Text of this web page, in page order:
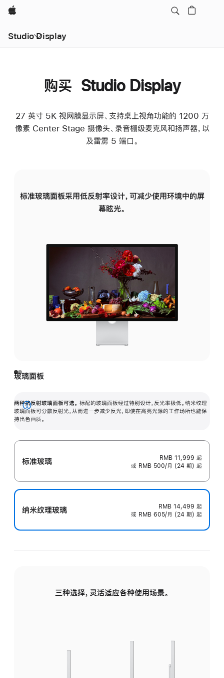
Apple
Studio Display
购买 Studio Display
27 英寸 5K 视网膜显示屏、支持桌上视角功能的 1200 万
像素 Center Stage 摄像头、录音棚级麦克风和扬声器，以
及雷雳 5 端口。
标准玻璃面板采用低反射率设计，可减少使用环境中的屏
幕眩光。
玻璃面板
两种抗反射玻璃面板可选。 标配的玻璃面板经过特别设计，反光率极低。纳米纹理
玻璃面板可分散反射光，从而进一步减少反光，即使在高亮光源的工作场所也能保
持出色画质。
展
开
标准玻璃 RMB 11,999 起
或 RMB 500/月 (24 期) 起
纳米纹理玻璃 RMB 14,499 起
或 RMB 605/月 (24 期) 起
三种选择，灵活适应各种使用场景。